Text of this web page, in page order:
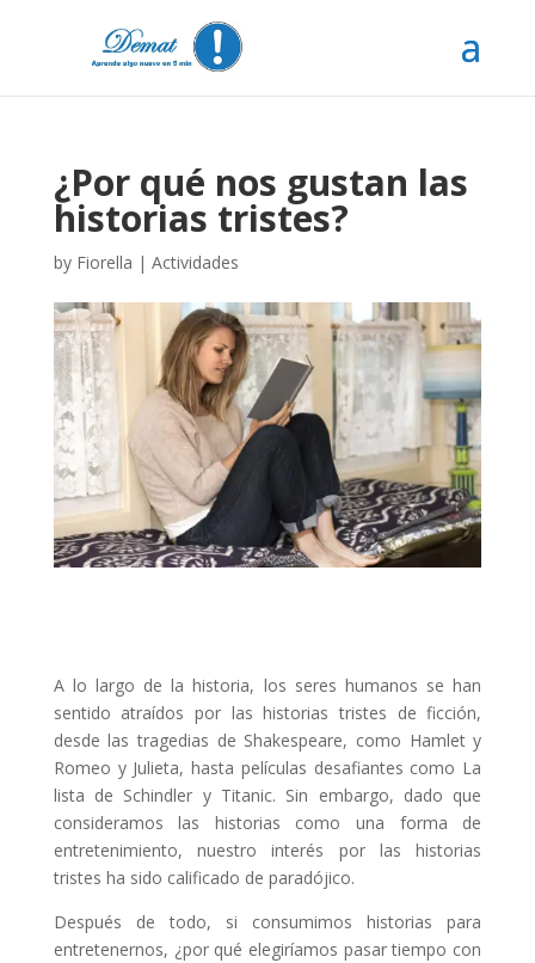
¿Por qué nos gustan las
historias tristes?
by Fiorella | Actividades
A lo largo de la historia, los seres humanos se han
sentido atraídos por las historias tristes de ficción,
desde las tragedias de Shakespeare, como Hamlet y
Romeo y Julieta, hasta películas desafiantes como La
lista de Schindler y Titanic. Sin embargo, dado que
consideramos las historias como una forma de
entretenimiento, nuestro interés por las historias
tristes ha sido calificado de paradójico.
Después de todo, si consumimos historias para
entretenernos, ¿por qué elegiríamos pasar tiempo con